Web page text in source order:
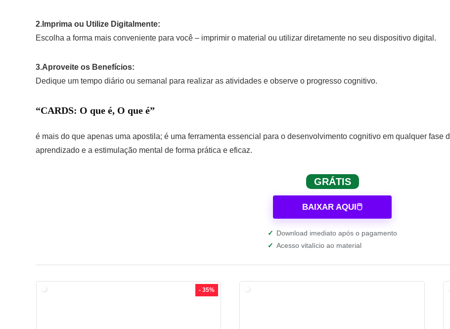
2.Imprima ou Utilize Digitalmente:
Escolha a forma mais conveniente para você – imprimir o material ou utilizar diretamente no seu dispositivo digital.
3.Aproveite os Benefícios:
Dedique um tempo diário ou semanal para realizar as atividades e observe o progresso cognitivo.
“CARDS: O que é, O que é”
é mais do que apenas uma apostila; é uma ferramenta essencial para o desenvolvimento cognitivo em qualquer fase
aprendizado e a estimulação mental de forma prática e eficaz.
GRÁTIS
BAIXAR AQUI🖱️
✓ Download imediato após o pagamento
✓ Acesso vitalício ao material
- 35%